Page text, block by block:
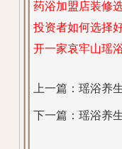
药浴加盟店装修
投资者如何选择
开一家哀牢山瑶
上一篇：瑶浴养
下一篇：瑶浴养